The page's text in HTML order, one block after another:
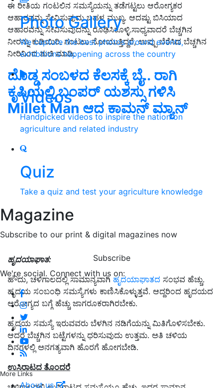
Photo Gallery
We capture the best photos around events,
exhibitions happening across the country
Videos
Handpicked videos to inspire the nation on
agriculture and related industry
Quiz
Take a quiz and test your agriculture knowledge
Magazine
Subscribe to our print & digital magazines now
Subscribe
We're social. Connect with us on:
More Links
About us
ಈ ರೀತಿಯ ಗಂಟಲಿನ ಸಮಸ್ಯೆಯನ್ನು ತಡೆಗಟ್ಟಲು ಆರೋಗ್ಯಕರ
ಆಹಾರವನ್ನು ಸೇವಿಸುವುದು ಬಹಳ ಮುಖ್ಯ. ಆದಷ್ಟು ಬಿಸಿಯಾದ
ಆಹಾರವನ್ನು ಸೇವಿಸುವುದನ್ನು ರೂಢಿಸಿಕೊಳ್ಳಿ.ಸಾಧ್ಯವಾದರೆ ಬೆಚ್ಚಗಿನ
ನೀರನ್ನು ಕುಡಿಯಿರಿ. ಗಂಟಲು ನೋಯುತ್ತಿದ್ದರೆ, ಉಪ್ಪು ಬೆರೆಸಿದ ಬೆಚ್ಚಗಿನ
ನೀರಿನಿಂದ ಶುಚಿ ಮಾಡಿ.
ದೊಡ್ಡ ಸಂಬಳದ ಕೆಲಸಕ್ಕೆ ಬೈ.. ರಾಗಿ
ಕೃಷಿಯಲ್ಲಿ ಬಂಪರ್‌ ಯಶಸ್ಸು ಗಳಿಸಿ
Millet Man ಆದ ಕಾಮನ್‌ ಮ್ಯಾನ್‌
ಹೃದಯಾಘಾತ:
ಹೌದು, ಚಳಿಗಾಲದಲ್ಲಿ ಸಾಮಾನ್ಯವಾಗಿ ಹೃದಯಾಘಾತದ ಸಂಭವ ಹೆಚ್ಚು.
ಹೃದಯ ಸಂಬಂಧಿ ಸಮಸ್ಯೆಗಳು ಕಾಣಿಸಿಕೊಳ್ಳುತ್ತವೆ. ಆದ್ದರಿಂದ ಹೃದಯದ
ಆರೋಗ್ಯದ ಬಗ್ಗೆ ಹೆಚ್ಚು ಜಾಗರೂಕರಾಗಿರಬೇಕು.
ಹೃದಯ ಸಮಸ್ಯೆ ಇರುವವರು ಬೆಳಗಿನ ನಡಿಗೆಯನ್ನು ಮಿತಿಗೊಳಿಸಬೇಕು.
ಆದರೆ ಬೆಚ್ಚಗಿನ ಬಟ್ಟೆಗಳನ್ನು ಧರಿಸುವುದು ಉತ್ತಮ. ಅತಿ ಚಳಿಯ
ದಿನಗಳಲ್ಲಿ ಅನಗತ್ಯವಾಗಿ ಹೊರಗೆ ಹೋಗಬೇಡಿ.
ಉಸಿರಾಟದ ತೊಂದರೆ